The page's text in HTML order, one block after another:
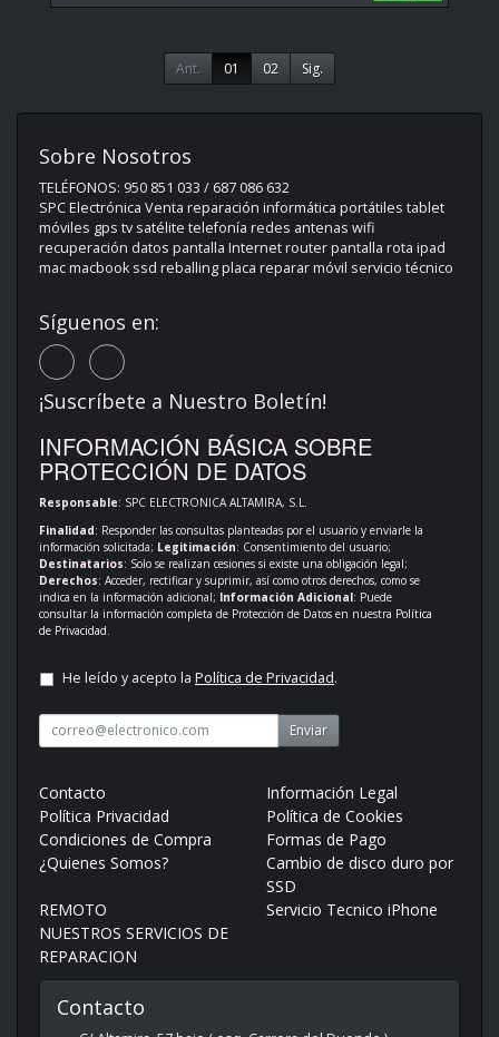
Ant. 01 02 Sig.
Sobre Nosotros
TELÉFONOS: 950 851 033 / 687 086 632
SPC Electrónica Venta reparación informática portátiles tablet
móviles gps tv satélite telefonía redes antenas wifi
recuperación datos pantalla Internet router pantalla rota ipad
mac macbook ssd reballing placa reparar móvil servicio técnico
Síguenos en:
¡Suscríbete a Nuestro Boletín!
INFORMACIÓN BÁSICA SOBRE
PROTECCIÓN DE DATOS
Responsable: SPC ELECTRONICA ALTAMIRA, S.L.
Finalidad: Responder las consultas planteadas por el usuario y enviarle la
información solicitada; Legitimación: Consentimiento del usuario;
Destinatarios: Solo se realizan cesiones si existe una obligación legal;
Derechos: Acceder, rectificar y suprimir, así como otros derechos, como se
indica en la información adicional; Información Adicional: Puede
consultar la información completa de Protección de Datos en nuestra Política
de Privacidad
He leído y acepto la Política de Privacidad.
Enviar
Contacto
Información Legal
Política Privacidad
Política de Cookies
Condiciones de Compra
Formas de Pago
¿Quienes Somos?
Cambio de disco duro por
SSD
REMOTO
Servicio Tecnico iPhone
NUESTROS SERVICIOS DE
REPARACION
Contacto